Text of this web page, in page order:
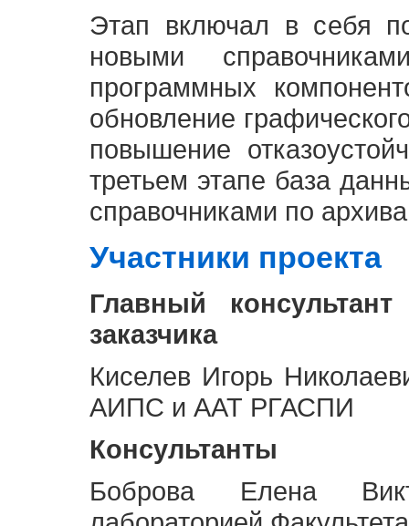
Этап включал в себя
новыми
программных
обновление
повышение
третьем этапе база
справочниками по
Участники проекта
Главный
заказчика
Киселев Игорь
АИПС и ААТ РГАСПИ
Консультанты
Боброва Елена